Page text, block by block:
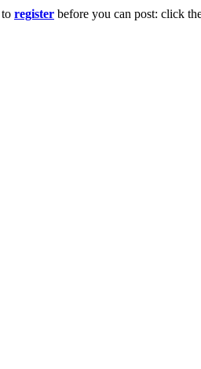
register before you can post: click